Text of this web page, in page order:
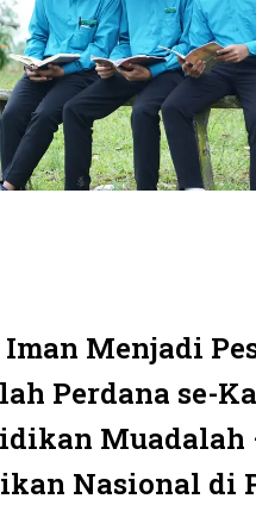
Menjadi
Perdana se-
Muadalah
Nasional di